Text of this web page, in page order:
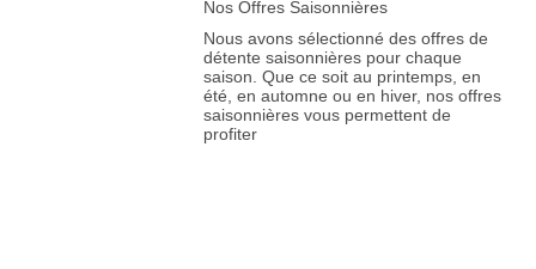
Nos Offres Saisonnières
Nous avons sélectionné des offres de
détente saisonnières pour chaque
saison. Que ce soit au printemps, en
été, en automne ou en hiver, nos offres
saisonnières vous permettent de
profiter